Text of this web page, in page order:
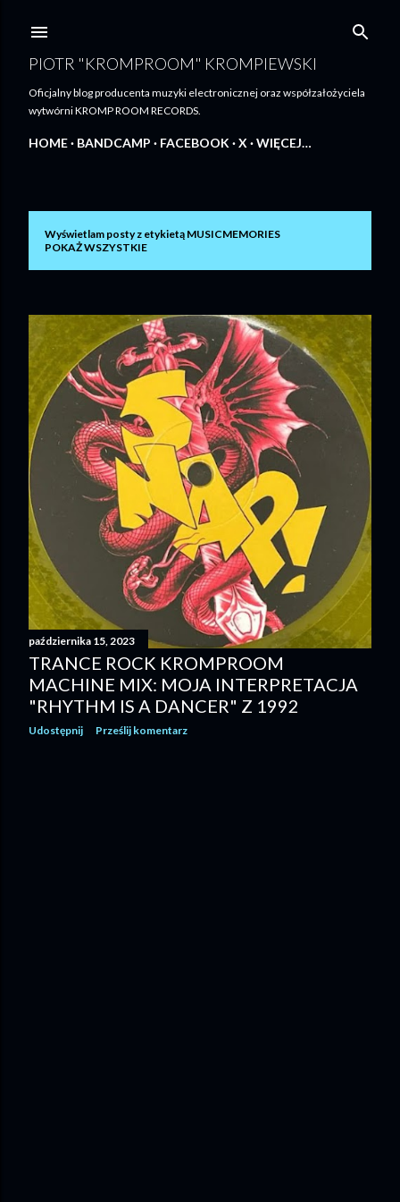
PIOTR "KROMPROOM" KROMPIEWSKI
Oficjalny blog producenta muzyki electronicznej oraz współzałożyciela
wytwórni KROMP ROOM RECORDS.
HOME BANDCAMP FACEBOOK X WIĘCEJ…
s
t
y
Wyświetlam posty z etykietą MUSICMEMORIES
POKAŻ WSZYSTKIE
października 15, 2023
TRANCE ROCK KROMPROOM
MACHINE MIX: MOJA INTERPRETACJA
"RHYTHM IS A DANCER" Z 1992
Udostępnij Prześlij komentarz